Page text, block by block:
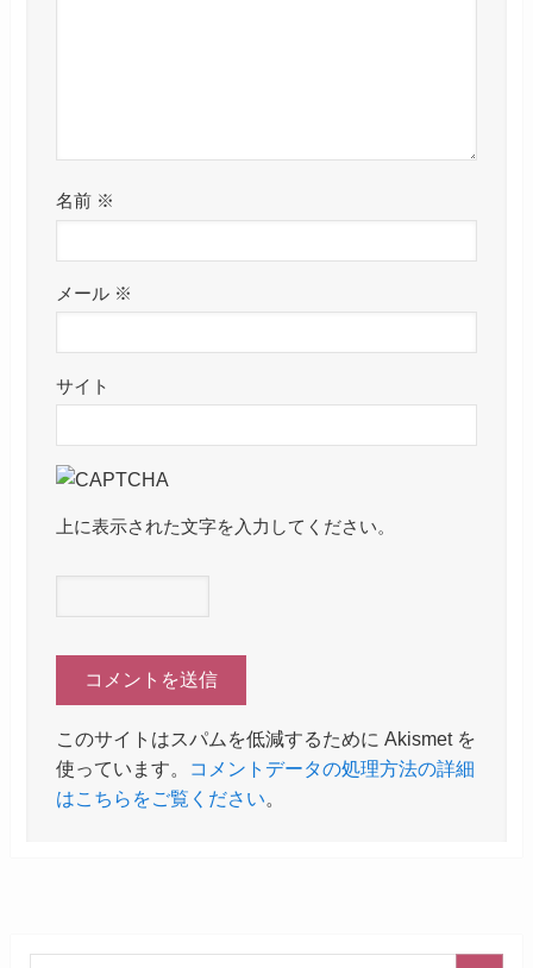
名前 ※
メール ※
サイト
上に表示された文字を入力してください。
このサイトはスパムを低減するために Akismet を
使っています。
コメントデータの処理方法の詳細
はこちらをご覧ください。